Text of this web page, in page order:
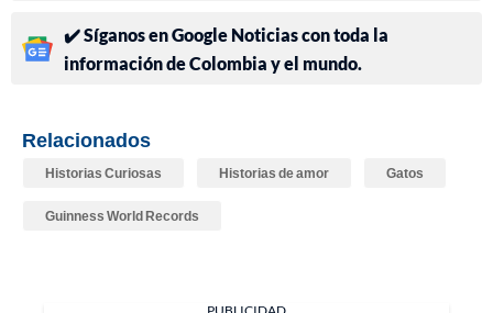
✔️ Síganos en Google Noticias con toda la
información de Colombia y el mundo.
Relacionados
Historias Curiosas Historias de amor Gatos
Guinness World Records